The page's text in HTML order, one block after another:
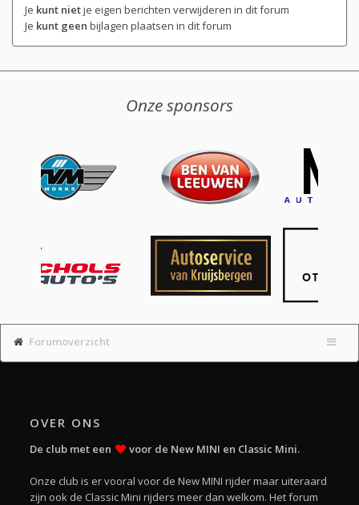
Je kunt nietje eigen berichten verwijderen in dit forum
Je kunt geen bijlagen plaatsen in dit forum
Onze sponsors
Forumoverzicht
OVER ONS
De club met een voor de New MINI en Classic Mini.
Onze club is er vooral voor de New MINI rijder maar uiteraard
zijn ook de Classic Mini rijders meer dan welkom. Het forum